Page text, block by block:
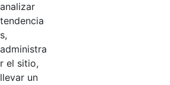
analizar
tendencia
s,
administra
r el sitio,
llevar un